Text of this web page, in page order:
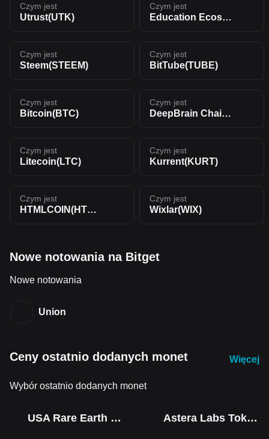
Czym jest
Utrust(UTK)
Czym jest
Education Ecosystem(LEDU)
Czym jest
Steem(STEEM)
Czym jest
BitTube(TUBE)
Czym jest
Bitcoin(BTC)
Czym jest
DeepBrain Chain(DBC)
Czym jest
Litecoin(LTC)
Czym jest
Kurrent(KURT)
Czym jest
HTMLCOIN(HTML)
Czym jest
Wixlar(WIX)
Nowe notowania na Bitget
Nowe notowania
Union
Ceny ostatnio dodanych monet Więcej
Wybór ostatnio dodanych monet
USA Rare Earth Tokenized bStocks Astera Labs Tokenized bStocks